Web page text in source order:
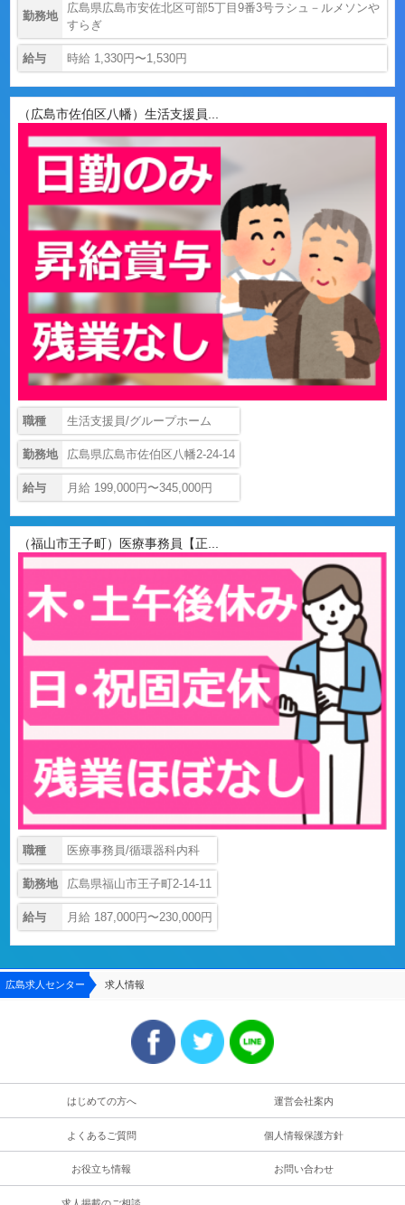
勤務地
広島県広島市安佐北区可部5丁目9番3号ラシュ－ルメソンや
すらぎ
給与 時給 1,330円〜1,530円
（広島市佐伯区八幡）生活支援員...
職種 生活支援員/グループホーム
勤務地 広島県広島市佐伯区八幡2-24-14
給与 月給 199,000円〜345,000円
（福山市王子町）医療事務員【正...
職種 医療事務員/循環器科内科
勤務地 広島県福山市王子町2-14-11
給与 月給 187,000円〜230,000円
広島求人センター 求人情報
はじめての方へ 運営会社案内
よくあるご質問 個人情報保護方針
お役立ち情報 お問い合わせ